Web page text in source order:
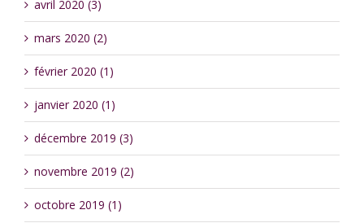
avril 2020 (3)
mars 2020 (2)
février 2020 (1)
janvier 2020 (1)
décembre 2019 (3)
novembre 2019 (2)
octobre 2019 (1)